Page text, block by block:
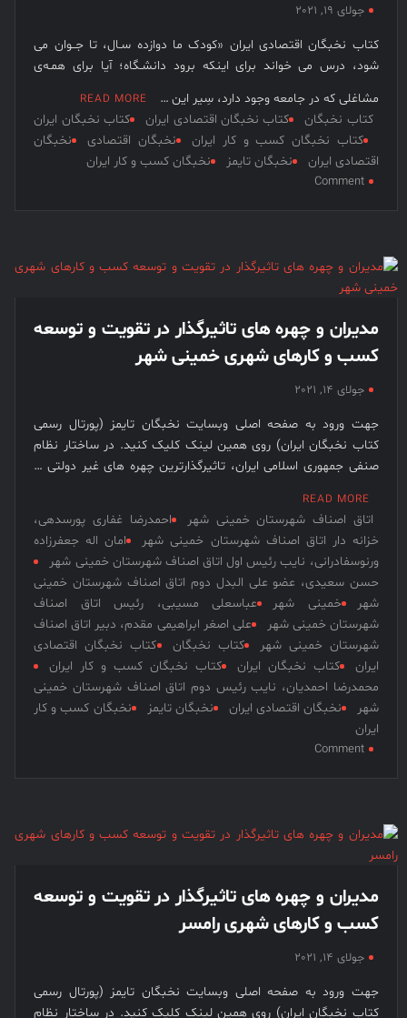
و
کسب
و
کارهای
شهری
لاهیـــجان
جولای 19, 2021
کتاب نخبگان اقتصادی ایران «کودک ما دوازده سـال، تا جــوان می
شود، درس می خواند برای اینکه برود دانشـگاه؛ آیا برای همـه‌ی
مشاغلی که در جامعه وجود دارد، سِیر این …
READ MORE
کتاب نخبگان کتاب نخبگان اقتصادی ایران
کتاب نخبگان ایران
کتاب نخبگان کسب و کار ایران
نخبگان اقتصادی
نخبگان
اقتصادی ایران
نخبگان تایمز نخبگان کسب و کار ایران
Comment
ایران
مدیران و چهره های تاثیرگذار در تقویت و توسعه
کسب و کارهای شهری خمینی شهر
جولای 14, 2021
جهت ورود به صفحه اصلی وبسایت نخبگان تایمز (پورتال رسمی
کتاب نخبگان ایران) روی همین لینک کلیک کنید. در ساختار نظام
صنفی جمهوری اسلامی ایران، تاثیرگذارترین چهره های غیر دولتی …
READ MORE
اتاق اصناف شهرستان خمینی شهر
احمدرضا غفاری پورسدهی،
خزانه دار اتاق اصناف شهرستان خمینی شهر
امان اله جعفرزاده
ورنوسفادرانی، نایب رئیس اول اتاق اصناف شهرستان خمینی شهر
حسن سعیدی، عضو علی البدل دوم اتاق اصناف شهرستان خمینی
شهر
خمینی شهر
عباسعلی مسیبی، رئیس اتاق اصناف
شهرستان خمینی شهر
علی اصغر ابراهیمی مقدم، دبیر اتاق اصناف
شهرستان خمینی شهر
کتاب نخبگان
کتاب نخبگان اقتصادی
ایران
کتاب نخبگان ایران
کتاب نخبگان کسب و کار ایران
محمدرضا احمدیان، نایب رئیس دوم اتاق اصناف شهرستان خمینی
شهر
نخبگان اقتصادی ایران نخبگان تایمز
نخبگان کسب و کار
ایران
Comment
های
توسعه
کارهای
شهری
مدیران و چهره های تاثیرگذار در تقویت و توسعه
کسب و کارهای شهری رامسر
جولای 14, 2021
جهت ورود به صفحه اصلی وبسایت نخبگان تایمز (پورتال رسمی
کتاب نخبگان ایران) روی همین لینک کلیک کنید. در ساختار نظام